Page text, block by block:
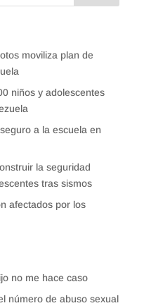
moviliza plan de
niños y adolescentes
a la escuela en
la seguridad
tras sismos
afectados por los
no me hace caso
número de abuso sexual